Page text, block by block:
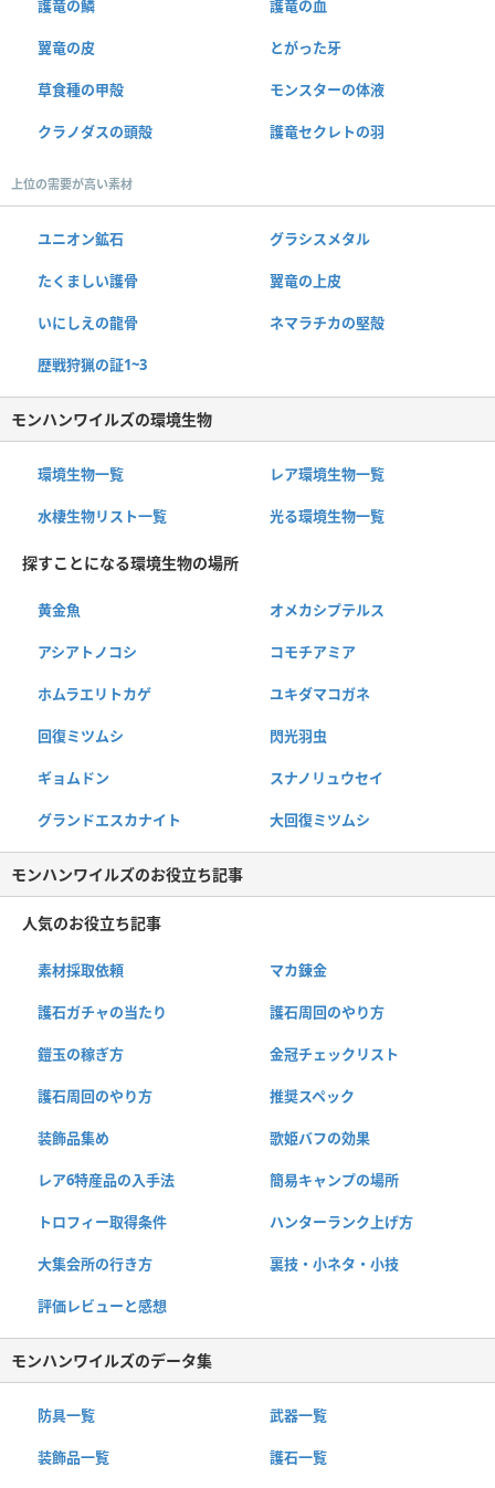
護竜の鱗 護竜の血
翼竜の皮 とがった牙
草食種の甲殻 モンスターの体液
クラノダスの頭殻 護竜セクレトの羽
上位の需要が高い素材
ユニオン鉱石 グラシスメタル
たくましい護骨 翼竜の上皮
いにしえの龍骨 ネマラチカの堅殻
歴戦狩猟の証1~3
モンハンワイルズの環境生物
環境生物一覧 レア環境生物一覧
水棲生物リスト一覧 光る環境生物一覧
探すことになる環境生物の場所
黄金魚 オメカシプテルス
アシアトノコシ コモチアミア
ホムラエリトカゲ ユキダマコガネ
回復ミツムシ 閃光羽虫
ギョムドン スナノリュウセイ
グランドエスカナイト 大回復ミツムシ
モンハンワイルズのお役立ち記事
人気のお役立ち記事
素材採取依頼 マカ錬金
護石ガチャの当たり 護石周回のやり方
鎧玉の稼ぎ方 金冠チェックリスト
護石周回のやり方 推奨スペック
装飾品集め 歌姫バフの効果
レア6特産品の入手法 簡易キャンプの場所
トロフィー取得条件 ハンターランク上げ方
大集会所の行き方 裏技・小ネタ・小技
評価レビューと感想
モンハンワイルズのデータ集
防具一覧 武器一覧
装飾品一覧 護石一覧